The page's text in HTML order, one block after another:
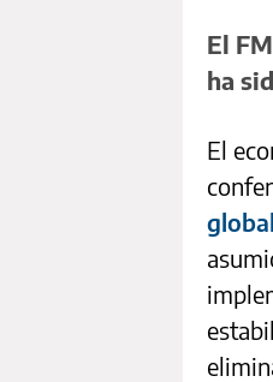
El
ha
El